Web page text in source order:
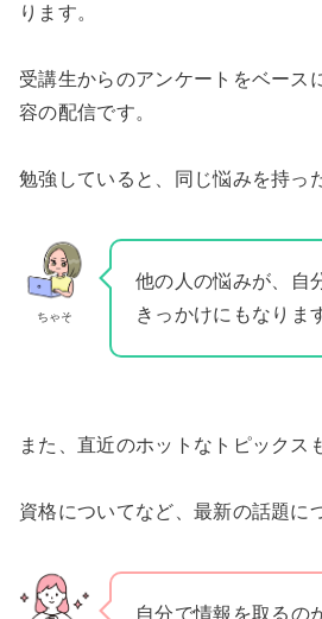
ります。
受講生からのアンケートをベース
容の配信です。
勉強していると、同じ悩みを持っ
ちゃそ
他の人の悩みが、自
きっかけにもなりま
また、直近のホットなトピックス
資格についてなど、最新の話題に
自分で情報を取るの